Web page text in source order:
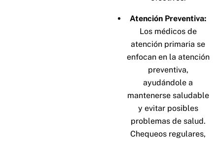
Atención Preventiva:
Los médicos de
atención primaria se
enfocan en la atención
preventiva,
ayudándole a
mantenerse saludable
y evitar posibles
problemas de salud.
Chequeos regulares,